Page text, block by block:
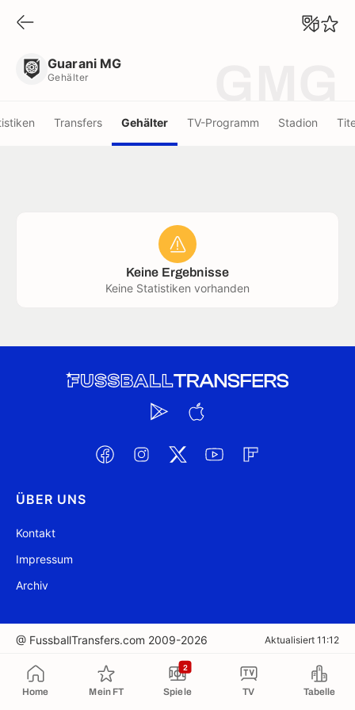
Home Mein FT Spiele
2
TV Tabelle
Guarani MG
Gehälter
Transfers Gehälter TV-Programm Stadion
Keine Ergebnisse
Keine Statistiken vorhanden
ÜBER UNS
Kontakt
Impressum
Archiv
@ FussballTransfers.com 2009-2026 Aktualisiert 11:12
In die Zwischenablage kopiert